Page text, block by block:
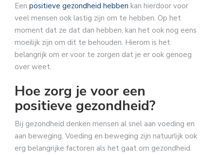
Een positieve gezondheid hebben kan hierdoor voor
veel mensen ook lastig zijn om te hebben. Op het
moment dat ze dat dan hebben, kan het ook nog eens
moeilijk zijn om dit te behouden. Hierom is het
belangrijk om er voor te zorgen dat je er ook genoeg
over weet.
Hoe zorg je voor een
positieve gezondheid?
Bij gezondheid denken mensen al snel aan voeding en
aan beweging. Voeding en beweging zijn natuurlijk ook
erg belangrijke factoren als het gaat om gezondheid.